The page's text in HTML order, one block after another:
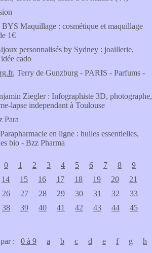
BYS Maquillage : cosmétique et maquillage
1€
personnalisés by Sydney : joaillerie,
cado
, Terry de Gunzburg - PARIS - Parfums -
Ziegler : Infographiste 3D, photographe,
lapse independant à Toulouse
Para
en ligne : huiles essentielles,
bio - Bzz Pharma
0 1 2 3 4 5 6 7 8
9
14 15 16 17 18 19 20
21
26 27 28 29 30 31 32
33
38 39 40 41 42 43 44
45
: 0 à 9 a b c d e f g
h